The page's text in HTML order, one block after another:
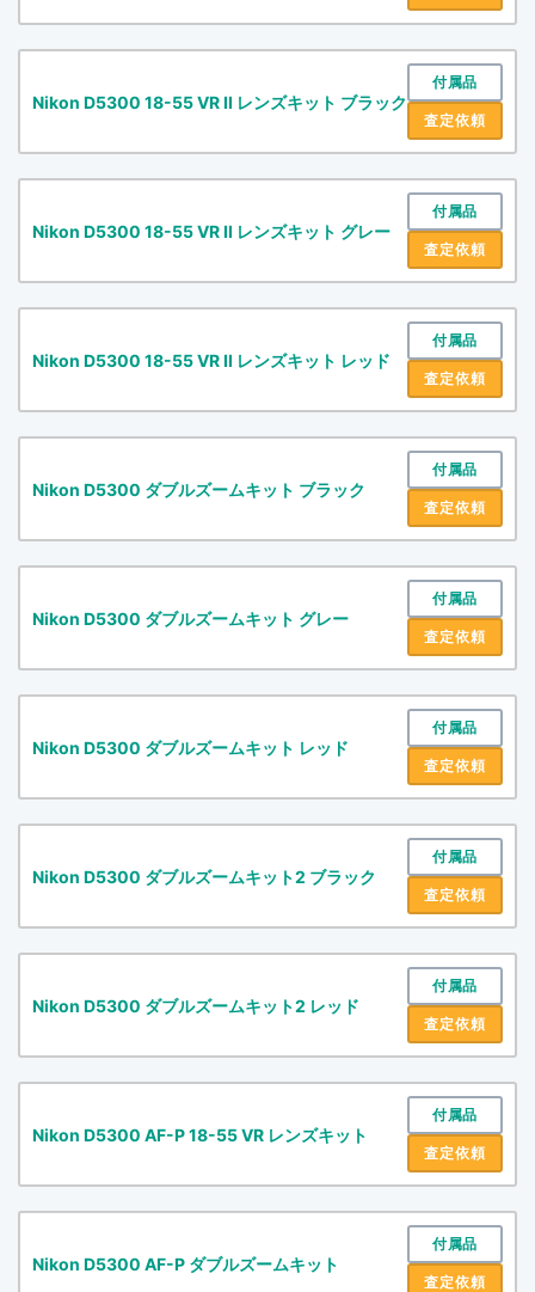
Nikon D5300 18-55 VR II レンズキット ブラック
付属品
査定依頼
Nikon D5300 18-55 VR II レンズキット グレー
付属品
査定依頼
Nikon D5300 18-55 VR II レンズキット レッド
付属品
査定依頼
Nikon D5300 ダブルズームキット ブラック
付属品
査定依頼
Nikon D5300 ダブルズームキット グレー
付属品
査定依頼
Nikon D5300 ダブルズームキット レッド
付属品
査定依頼
Nikon D5300 ダブルズームキット2 ブラック
付属品
査定依頼
Nikon D5300 ダブルズームキット2 レッド
付属品
査定依頼
Nikon D5300 AF-P 18-55 VR レンズキット
付属品
査定依頼
Nikon D5300 AF-P ダブルズームキット
付属品
査定依頼